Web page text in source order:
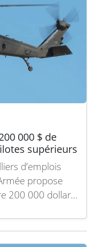
000 $ de
supérieurs
d’emplois
propose
200 000 dollars
jusqu’à six